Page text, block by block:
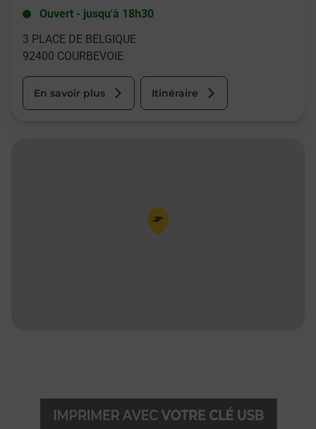
Ouvert - jusqu'à 18h30
3 PLACE DE BELGIQUE
92400 COURBEVOIE
En savoir plus Itinéraire
Pin de la carte